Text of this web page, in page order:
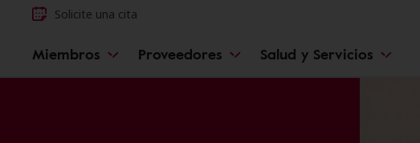
Solicite una cita
Miembros Proveedores Salud y Servicios